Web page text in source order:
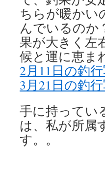
ちらが暖かい
んでいるのか
果が大きく左
候と運に恵ま
2月11日の釣
3月21日の釣
手に持ってい
は、私が所属
す。。